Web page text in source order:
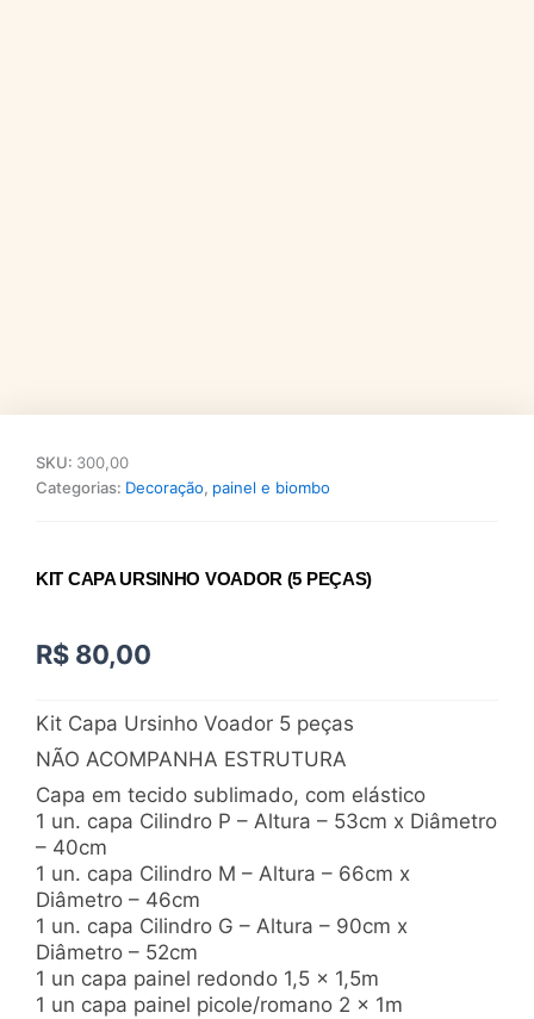
SKU: 300,00
Categorias: Decoração, painel e biombo
KIT CAPA URSINHO VOADOR (5 PEÇAS)
R$ 80,00
Kit Capa Ursinho Voador 5 peças
NÃO ACOMPANHA ESTRUTURA
Capa em tecido sublimado, com elástico
1 un. capa Cilindro P – Altura – 53cm x Diâmetro
– 40cm
1 un. capa Cilindro M – Altura – 66cm x
Diâmetro – 46cm
1 un. capa Cilindro G – Altura – 90cm x
Diâmetro – 52cm
1 un capa painel redondo 1,5 x 1,5m
1 un capa painel picole/romano 2 x 1m